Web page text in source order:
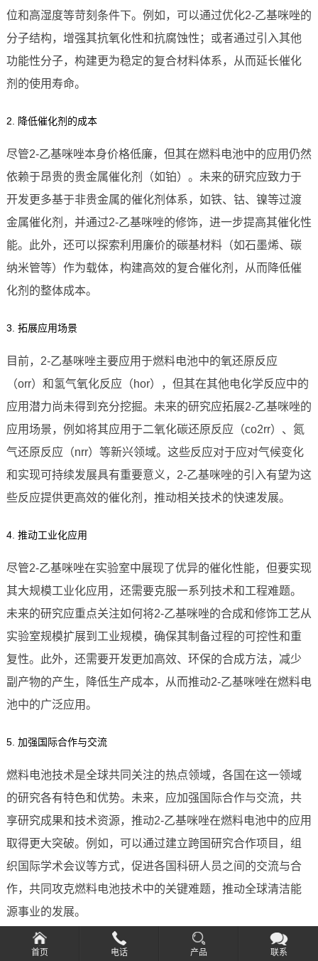
位和高湿度等苛刻条件下。例如，可以通过优化2-乙基咪唑的
分子结构，增强其抗氧化性和抗腐蚀性；或者通过引入其他
功能性分子，构建更为稳定的复合材料体系，从而延长催化
剂的使用寿命。
2. 降低催化剂的成本
尽管2-乙基咪唑本身价格低廉，但其在燃料电池中的应用仍然
依赖于昂贵的贵金属催化剂（如铂）。未来的研究应致力于
开发更多基于非贵金属的催化剂体系，如铁、钴、镍等过渡
金属催化剂，并通过2-乙基咪唑的修饰，进一步提高其催化性
能。此外，还可以探索利用廉价的碳基材料（如石墨烯、碳
纳米管等）作为载体，构建高效的复合催化剂，从而降低催
化剂的整体成本。
3. 拓展应用场景
目前，2-乙基咪唑主要应用于燃料电池中的氧还原反应
（orr）和氢气氧化反应（hor），但其在其他电化学反应中的
应用潜力尚未得到充分挖掘。未来的研究应拓展2-乙基咪唑的
应用场景，例如将其应用于二氧化碳还原反应（co2rr）、氮
气还原反应（nrr）等新兴领域。这些反应对于应对气候变化
和实现可持续发展具有重要意义，2-乙基咪唑的引入有望为这
些反应提供更高效的催化剂，推动相关技术的快速发展。
4. 推动工业化应用
尽管2-乙基咪唑在实验室中展现了优异的催化性能，但要实现
其大规模工业化应用，还需要克服一系列技术和工程难题。
未来的研究应重点关注如何将2-乙基咪唑的合成和修饰工艺从
实验室规模扩展到工业规模，确保其制备过程的可控性和重
复性。此外，还需要开发更加高效、环保的合成方法，减少
副产物的产生，降低生产成本，从而推动2-乙基咪唑在燃料电
池中的广泛应用。
5. 加强国际合作与交流
燃料电池技术是全球共同关注的热点领域，各国在这一领域
的研究各有特色和优势。未来，应加强国际合作与交流，共
享研究成果和技术资源，推动2-乙基咪唑在燃料电池中的应用
取得更大突破。例如，可以通过建立跨国研究合作项目，组
织国际学术会议等方式，促进各国科研人员之间的交流与合
作，共同攻克燃料电池技术中的关键难题，推动全球清洁能
源事业的发展。
首页 电话 产品 联系